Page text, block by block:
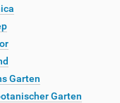
Garten
Garten